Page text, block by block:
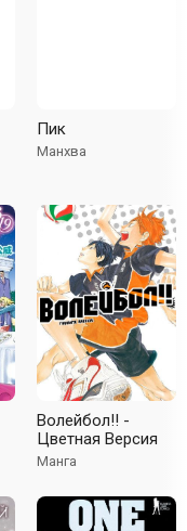
Пик
Манхва
Волейбол!! -
Цветная Версия
Манга